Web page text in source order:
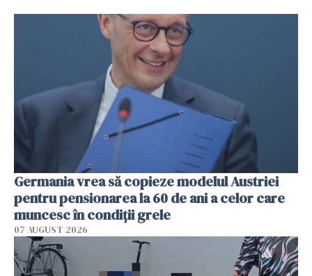
Germania vrea să copieze modelul Austriei
pentru pensionarea la 60 de ani a celor care
muncesc în condiții grele
07 AUGUST 2026